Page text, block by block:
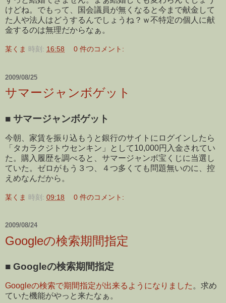
けどね。でもって、国会議員が無くなると今まで献金して
た人や法人はどうするんでしょうね？ｗ不特定の個人に献
金するのは無理だからなぁ。
某くま 時刻: 16:58 0 件のコメント:
2009/08/25
サマージャンボゲット
■ サマージャンボゲット
今朝、家賃を振り込もうと銀行のサイトにログインしたら
「タカラクジトウセンキン」として10,000円入金されてい
た。購入履歴を調べると、サマージャンボ宝くじに当選し
ていた。ゼロがもう３つ、４つ多くても問題無いのに、控
えめなんだから。
某くま 時刻: 09:18 0 件のコメント:
2009/08/24
Googleの検索期間指定
■ Googleの検索期間指定
Googleの検索で期間指定が出来るようになりました 。求め
ていた機能がやっと来たなぁ。